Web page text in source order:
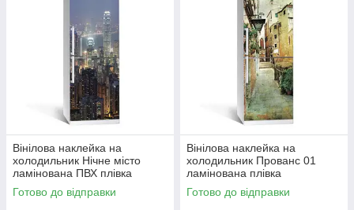
Вінілова наклейка на
холодильник Нічне місто
ламінована ПВХ плівка
самоклеюча 60х180 см
Happy Pocket Z180067
Готово до відправки
Вінілова наклейка на
холодильник Прованс 01
ламінована плівка
самоклеюча 60х180 см
Happy Pocket Z180075
Готово до відправки